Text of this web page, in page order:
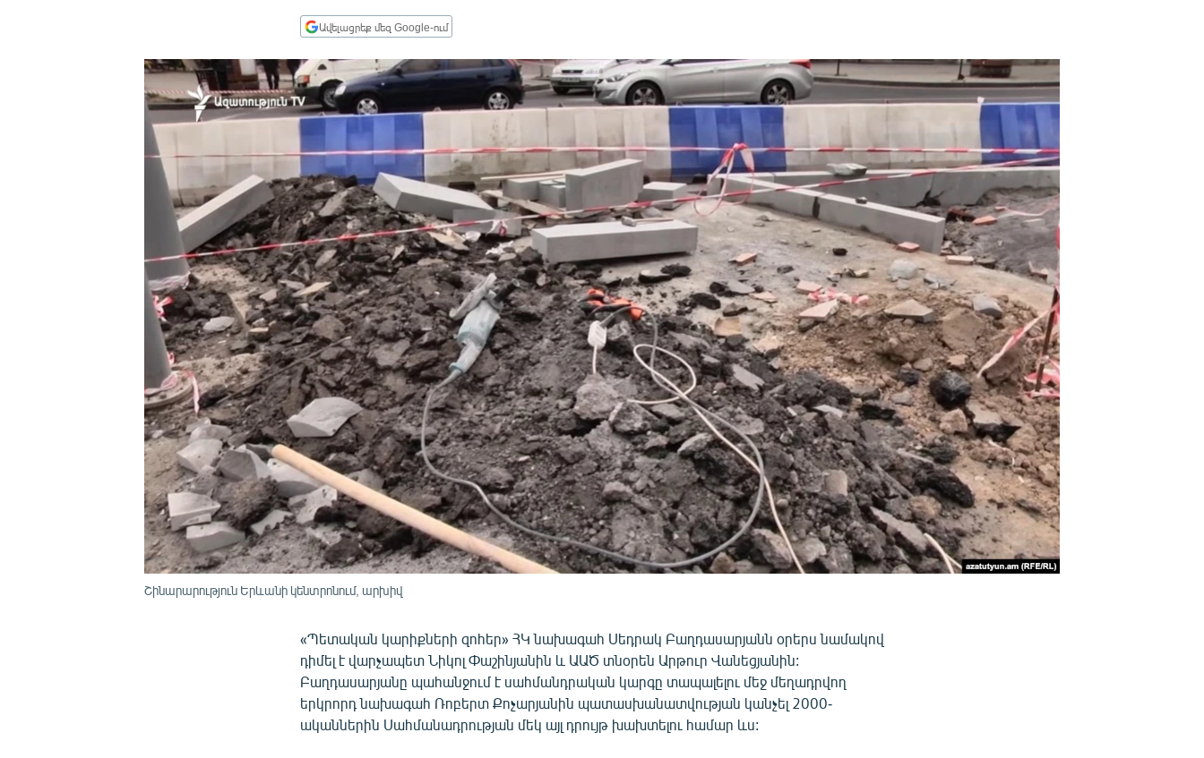
ՄԵԿՆԱԲԱՆՈՒԹՅՈՒՆ
ՁԳՏԵԼՈՎ ԼԱՎԱԳՈՒՅՆԻՆ
Ավելացրեք մեզ Google-ում
Շինարարություն Երևանի կենտրոնում, արխիվ
«Պետական կարիքների զոհեր» ՀԿ նախագահ Սեդրակ Բաղդասարյանն օրերս նամակով
դիմել է վարչապետ Նիկոլ Փաշինյանին և ԱԱԾ տնօրեն Արթուր Վանեցյանին:
Բաղդասարյանը պահանջում է սահմանդրական կարգը տապալելու մեջ մեղադրվող
երկրորդ նախագահ Ռոբերտ Քոչարյանին պատասխանատվության կանչել 2000-
ականներին Սահմանադրության մեկ այլ դրույթ խախտելու համար ևս: